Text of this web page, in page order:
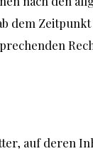
dem
auf deren